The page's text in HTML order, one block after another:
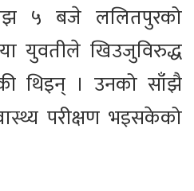
५ बजे ललितपुरको
युवतीले खिउजुविरुद्ध
थिइन् । उनको साँझै
परीक्षण भइसकेको